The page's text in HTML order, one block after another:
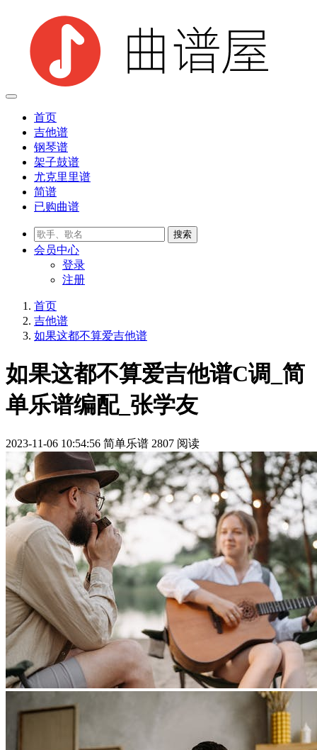
首页
吉他谱
钢琴谱
架子鼓谱
尤克里里谱
简谱
已购曲谱
会员中心
登录
注册
首页
吉他谱
如果这都不算爱吉他谱
如果这都不算爱吉他谱C调_简
单乐谱编配_张学友
2023-11-06 10:54:56 简单乐谱 2807 阅读